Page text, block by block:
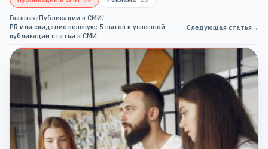
Главная/Публикации в СМИ/
PR или свидание вслепую: 5 шагов к успешной
публикации статьи в СМИ
Следующая статья→